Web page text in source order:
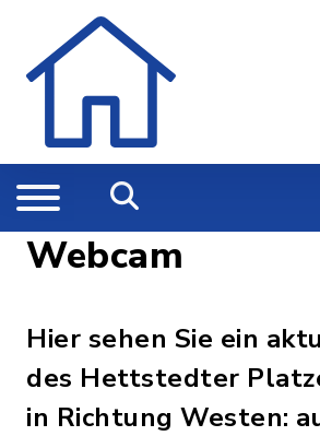
Webcam
Hier sehen Sie ein
des Hettstedter
in Richtung Westen: